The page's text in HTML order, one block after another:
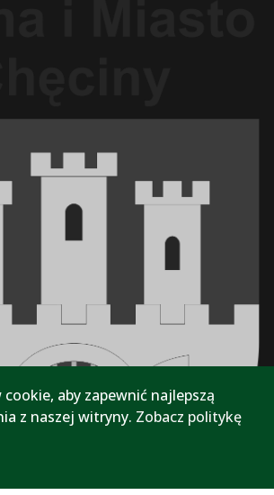
aby zapewnić najlepszą
z naszej witryny. Zobacz politykę